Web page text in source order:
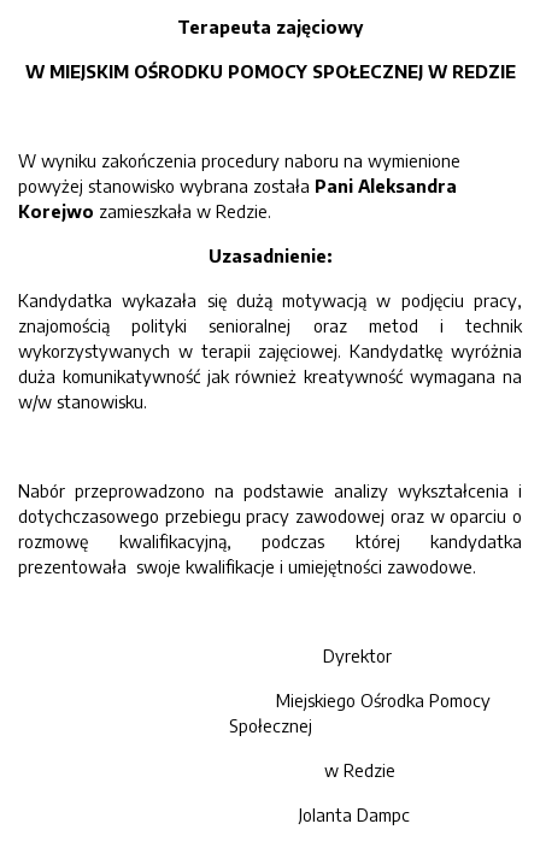
Terapeuta zajęciowy
W MIEJSKIM OŚRODKU POMOCY SPOŁECZNEJ W REDZIE
W wyniku zakończenia procedury naboru na wymienione
powyżej stanowisko wybrana została Pani Aleksandra
Korejwo zamieszkała w Redzie.
Uzasadnienie:
Kandydatka wykazała się dużą motywacją w podjęciu pracy,
znajomością polityki senioralnej oraz metod i technik
wykorzystywanych w terapii zajęciowej. Kandydatkę wyróżnia
duża komunikatywność jak również kreatywność wymagana na
w/w stanowisku.
Nabór przeprowadzono na podstawie analizy wykształcenia i
dotychczasowego przebiegu pracy zawodowej oraz w oparciu o
rozmowę kwalifikacyjną, podczas której kandydatka
prezentowała swoje kwalifikacje i umiejętności zawodowe.
Dyrektor
Miejskiego Ośrodka Pomocy
Społecznej
w Redzie
Jolanta Dampc